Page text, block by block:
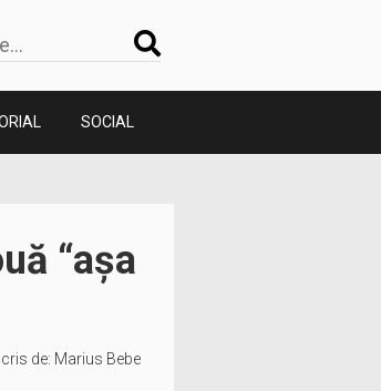
SOCIAL
“așa
de: Marius Bebe